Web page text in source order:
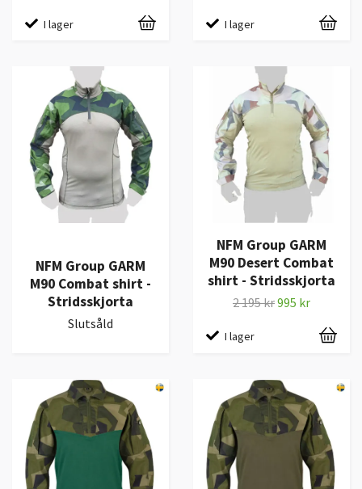
I lager I lager
NFM Group GARM
M90 Combat shirt -
Stridsskjorta
Slutsåld
NFM Group GARM
M90 Desert Combat
shirt - Stridsskjorta
2 195 kr995 kr
I lager